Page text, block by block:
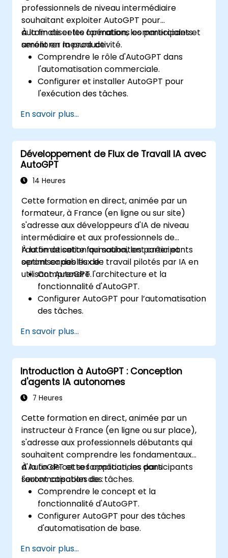
professionnels de niveau intermédiaire
souhaitant exploiter AutoGPT pour
automatiser les opérations commerciales et
améliorer la productivité.
À la fin de cette formation, les participants
seront en mesure de :
Comprendre le rôle d'AutoGPT dans
l'automatisation commerciale.
Configurer et installer AutoGPT pour
l'exécution des tâches.
travail et améliorer la prise de décision.
Intégrer AutoGPT avec des outils
commerciaux et des sources de données.
Mettre en œuvre les meilleures pratiques
pour l'automatisation pilotée par IA.
En savoir plus...
Développement de Flux de Travail IA avec
AutoGPT
14 Heures
Cette formation en direct, animée par un
formateur, à France (en ligne ou sur site)
s'adresse aux développeurs d'IA de niveau
intermédiaire et aux professionnels de
l’automatisation qui souhaitent créer et
optimiser des flux de travail pilotés par IA en
utilisant AutoGPT.
À la fin de cette formation, les participants
seront capables de :
Comprendre l'architecture et la
fonctionnalité d'AutoGPT.
Configurer AutoGPT pour l’automatisation
des tâches.
IA en utilisant les capacités d'AutoGPT.
Intégrer AutoGPT avec des API externes
et des systèmes d’entreprise.
Optimiser et affiner les flux de travail d'IA
pour l'efficacité.
En savoir plus...
Introduction à AutoGPT : Conception
d'agents IA autonomes
7 Heures
Cette formation en direct, animée par un
instructeur à France (en ligne ou sur place),
s'adresse aux professionnels débutants qui
souhaitent comprendre les fondamentaux
d'AutoGPT et ses applications dans
l'automatisation des tâches.
À la fin de cette formation, les participants
seront capables de :
Comprendre le concept et la
fonctionnalité d'AutoGPT.
Configurer AutoGPT pour des tâches
d'automatisation de base.
l'automatisation des tâches pilotées par
En savoir plus...